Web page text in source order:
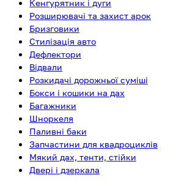
Кенгурятник і дуги
Розширювачі та захист арок
Бризговики
Стилізація авто
Дефлектори
Відвали
Розкидачі дорожньої суміші
Бокси і кошики на дах
Багажники
Шноркеля
Паливні баки
Запчастини для квадроциклів
Мякий дах, тенти, стійки
Двері і дзеркала